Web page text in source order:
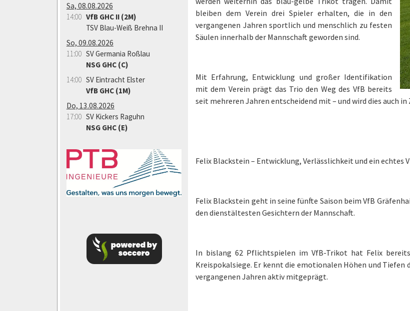
Sa, 08.08.2026
14:00 VfB GHC II (2M)
TSV Blau-Weiß Brehna II
So, 09.08.2026
11:00 SV Germania Roßlau
NSG GHC (C)
14:00 SV Eintracht Elster
VfB GHC (1M)
Do, 13.08.2026
17:00 SV Kickers Raguhn
NSG GHC (E)
bleiben dem Verein drei Spieler erhalten, die in den
vergangenen Jahren sportlich und menschlich zu festen
Säulen innerhalb der Mannschaft geworden sind.
Mit Erfahrung, Entwicklung und großer Identifikation
mit dem Verein prägt das Trio den Weg des VfB bereits
seit mehreren Jahren entscheidend mit – und wird dies auch in
Felix Blackstein – Entwicklung, Verlässlichkeit und ein echtes
Felix Blackstein geht in seine fünfte Saison beim VfB
den dienstältesten Gesichtern der Mannschaft.
In bislang 62 Pflichtspielen im VfB-Trikot hat Felix
Kreispokalsiege. Er kennt die emotionalen Höhen und Tiefen
vergangenen Jahren aktiv mitgeprägt.